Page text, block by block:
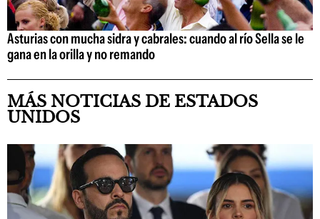
Asturias con mucha sidra y cabrales: cuando al río Sella se le
gana en la orilla y no remando
MÁS NOTICIAS DE ESTADOS
UNIDOS